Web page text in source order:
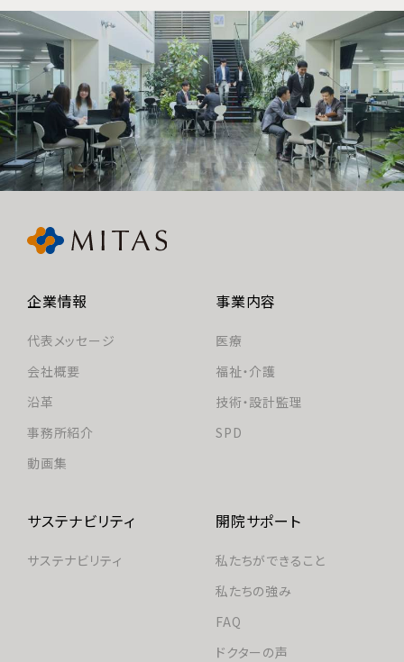
企業情報
代表メッセージ
会社概要
沿革
事務所紹介
動画集
事業内容
医療
福祉・介護
技術・設計監理
SPD
サステナビリティ
サステナビリティ
開院サポート
私たちができること
私たちの強み
FAQ
ドクターの声